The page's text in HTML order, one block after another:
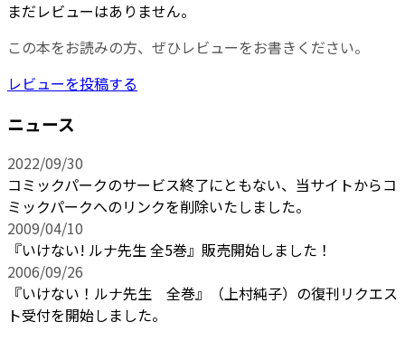
まだレビューはありません。
この本をお読みの方、ぜひレビューをお書きください。
レビューを投稿する
ニュース
2022/09/30
コミックパークのサービス終了にともない、当サイトからコ
ミックパークへのリンクを削除いたしました。
2009/04/10
『いけない! ルナ先生 全5巻』販売開始しました！
2006/09/26
『いけない！ルナ先生 全巻』（上村純子）の復刊リクエス
ト受付を開始しました。